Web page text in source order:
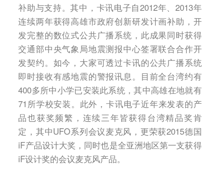
补助与支持。其中，卡讯电子自2012年、2013年
连续两年获得高雄市政府创新研发计画补助，开
发完整的数位式公共广播系统，此成果同时获得
交通部中央气象局地震测报中心签署联合合作开
发契约。如今，大家可透过卡讯的公共广播系统
即时接收有感地震的警报讯息。目前全台湾约有
400多所中小学已安装此系统，其中高雄在地就有
71所学校安装。此外，卡讯电子近年来发表的产
品也获奖频繁，连续三年皆获得台湾精品奖肯
定，其中UFO系列会议麦克风，更荣获2015德国
iF产品设计大奖，同时也是全亚洲地区第一支获得
iF设计奖的会议麦克风产品。